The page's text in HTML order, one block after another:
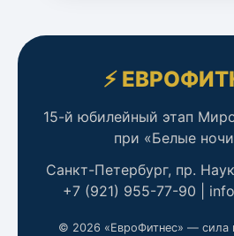
⚡
15-й юбилейный этап
при «Белые
Санкт-Петербург, пр.
+7 (921) 955-77-90 |
© 2026 «ЕвроФитнес» — сила